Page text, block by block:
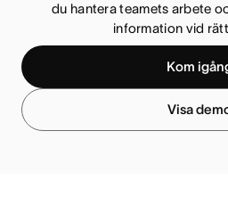
du hantera teamets arbete
information vid
Kom
Visa